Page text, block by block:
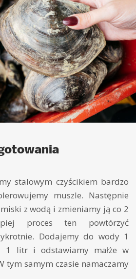
stalowym czyścikiem bardzo
muszle. Następnie
z wodą i zmieniamy ją co 2
proces ten powtórzyć
Dodajemy do wody 1
1 litr i odstawiamy małże w
tym samym czasie namaczamy